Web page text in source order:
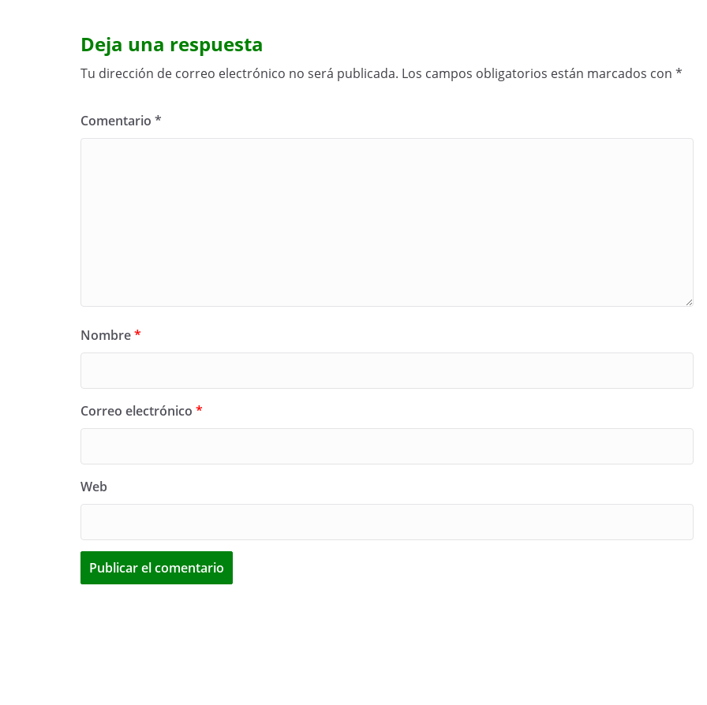
Deja una respuesta
Tu dirección de correo electrónico no será publicada. Los campos obligatorios están marcados con *
Comentario *
Nombre*
Correo electrónico *
Web